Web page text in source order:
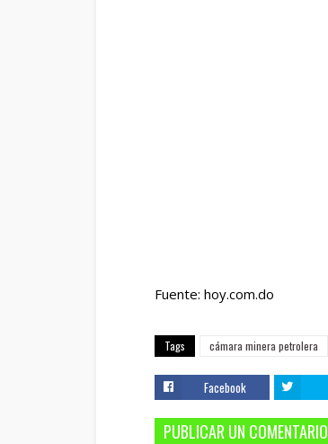
Fuente: hoy.com.do
Tags cámara minera petrolera
Facebook
PUBLICAR UN COMENTARIO